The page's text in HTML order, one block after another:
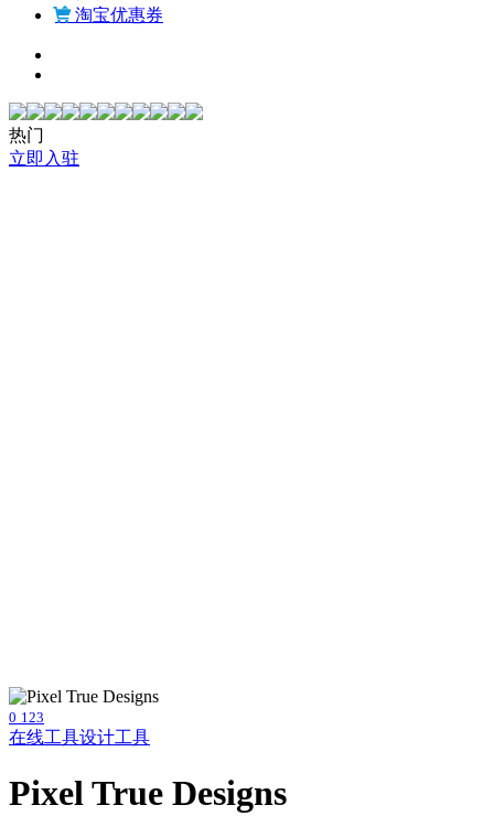
淘宝优惠券
热门
立即入驻
0 123
在线工具设计工具
Pixel True Designs